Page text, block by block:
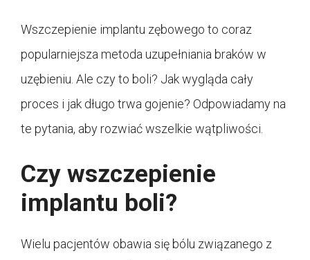
Wszczepienie implantu zębowego to coraz
popularniejsza metoda uzupełniania braków w
uzębieniu. Ale czy to boli? Jak wygląda cały
proces i jak długo trwa gojenie? Odpowiadamy na
te pytania, aby rozwiać wszelkie wątpliwości.
Czy wszczepienie
implantu boli?
Wielu pacjentów obawia się bólu związanego z